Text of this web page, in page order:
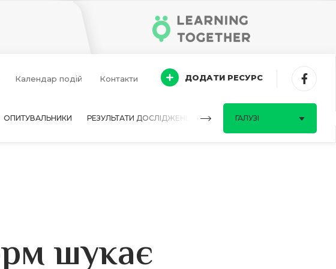
Календар подій Контакти ДОДАТИ РЕСУРС
ОПИТУВАЛЬНИКИ РЕЗУЛЬТАТИ ДОСЛІДЖЕНЬ ПИТАННЯ-ВІДПОВІДІ
ГАЛУЗІ
шукає